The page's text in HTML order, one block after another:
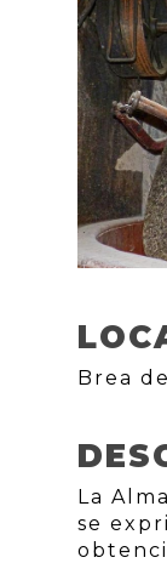
Brea
La
se